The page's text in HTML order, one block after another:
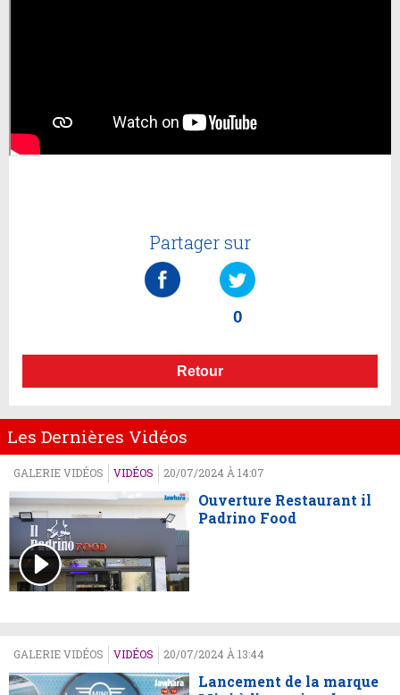
Partager sur
0
Retour
Les Dernières Vidéos
GALERIE VIDÉOS VIDÉOS 20/07/2024 À 14:07
Ouverture Restaurant il
Padrino Food
GALERIE VIDÉOS VIDÉOS 20/07/2024 À 13:44
Lancement de la marque